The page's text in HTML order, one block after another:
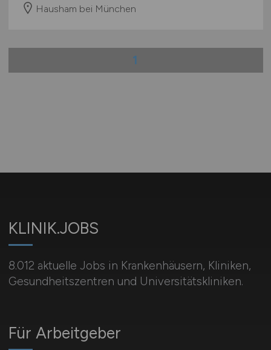
Hausham bei München
1
KLINIK.JOBS
8.012 aktuelle Jobs in Krankenhäusern, Kliniken,
Gesundheitszentren und Universitätskliniken.
Für Arbeitgeber